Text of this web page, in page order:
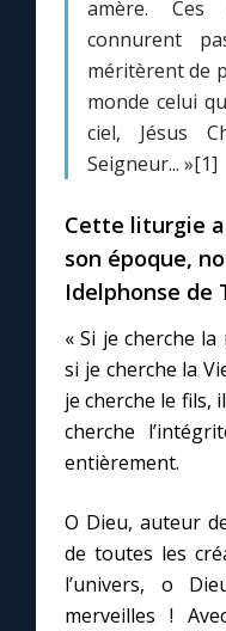
amère.
connurent
méritèrent de
monde celui
ciel, Jésus
Seigneur... »[1]
Cette liturgie
son époque,
Idelphonse de
« Si je cherche
si je cherche la
je cherche le fils,
cherche
entièrement.
O Dieu, auteur
de toutes les
l’univers, o
merveilles !